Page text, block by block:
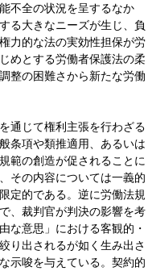
不全の状況を呈するなか
る大きなニーズが生じ、負
力的な法の実効性担保が労
めとする労働者保護法の柔
整の困難さから新たな労働
通じて権利主張を行わざる
条項や類推適用、あるいは
範の創造が促されることに
その内容については一義的
定的である。逆に労働法規
、裁判官が判決の影響を考
な意思」における客観的・
り出されるが如く生み出さ
示唆を与えている。契約的